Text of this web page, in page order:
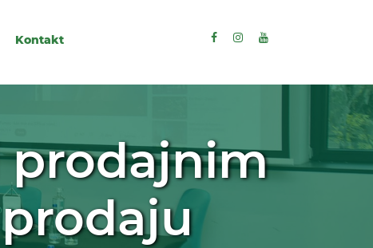
Kontakt
prodajnim